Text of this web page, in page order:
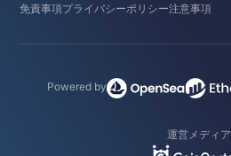
免責事項プライバシーポリシー注意事項
Powered by
運営メディア